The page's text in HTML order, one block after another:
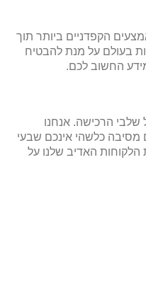
הקפדניים ביותר תוך
בעולם על מנת להבטיח
החשוב לכם.
שלבי הרכישה. אנחנו
מסיבה כלשהי אינכם שבעי
הלקוחות האדיב שלנו על